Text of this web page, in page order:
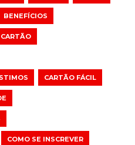
BENEFÍCIOS
CARTÃO
CARTÃO FÁCIL
COMO SE INSCREVER